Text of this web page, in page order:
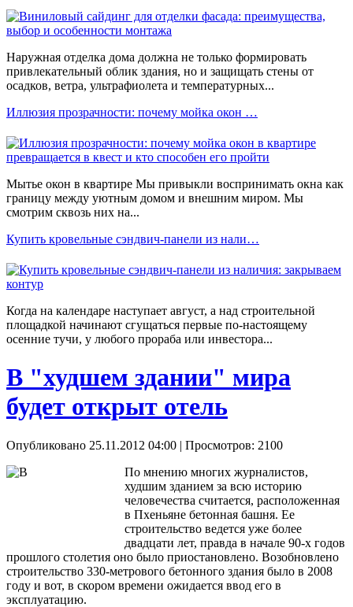
Наружная отделка дома должна не только формировать
привлекательный облик здания, но и защищать стены от
осадков, ветра, ультрафиолета и температурных...
Иллюзия прозрачности: почему мойка окон …
Мытье окон в квартире Мы привыкли воспринимать окна как
границу между уютным домом и внешним миром. Мы
смотрим сквозь них на...
Купить кровельные сэндвич-панели из нали…
Когда на календаре наступает август, а над строительной
площадкой начинают сгущаться первые по-настоящему
осенние тучи, у любого прораба или инвестора...
В "худшем здании" мира
будет открыт отель
Опубликовано 25.11.2012 04:00 | Просмотров: 2100
По мнению многих журналистов,
худшим зданием за всю историю
человечества считается, расположенная
в Пхеньяне бетонная башня. Ее
строительство ведется уже более
двадцати лет, правда в начале 90-х годов
прошлого столетия оно было приостановлено. Возобновлено
строительство 330-метрового бетонного здания было в 2008
году и вот, в скором времени ожидается ввод его в
эксплуатацию.